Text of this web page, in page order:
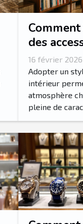
des
vintage
intérieur
16 février
Adopter un
intérieur
atmosphère
pleine de